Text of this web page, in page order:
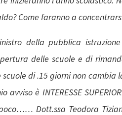
Come faranno a
della pubblica
delle scuole e di
scuole di .15 giorni non
è INTERESSE
Dott.ssa Teodora